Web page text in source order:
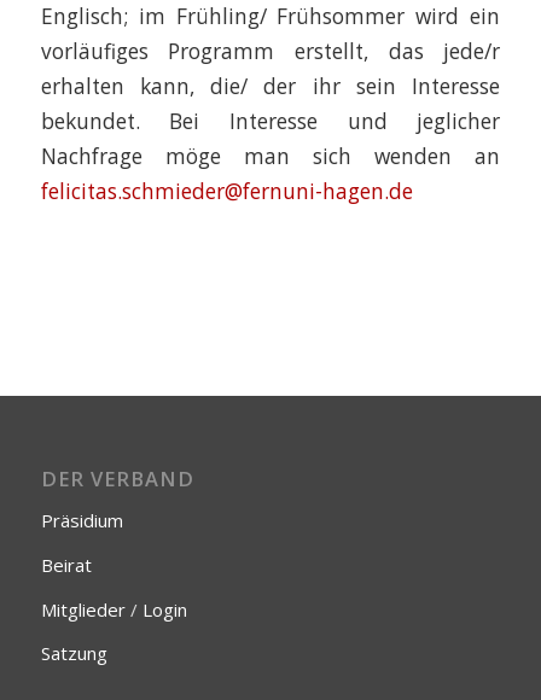
Englisch; im Frühling/ Frühsommer wird ein
vorläufiges Programm erstellt, das jede/r
erhalten kann, die/ der ihr sein Interesse
bekundet. Bei Interesse und jeglicher
Nachfrage möge man sich wenden an
felicitas.schmieder@fernuni-hagen.de
DER VERBAND
Präsidium
Beirat
Mitglieder/ Login
Satzung